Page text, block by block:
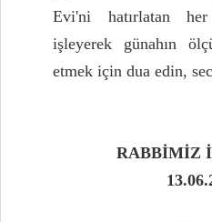
Evi'ni hatırlatan
işleyerek günahın
etmek için dua edin,
RABBİMİZ